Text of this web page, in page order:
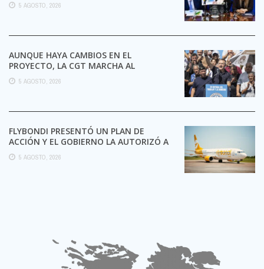
5 AGOSTO, 2026
AUNQUE HAYA CAMBIOS EN EL
PROYECTO, LA CGT MARCHA AL
CONGRESO CONTRA LA LEY DE ...
5 AGOSTO, 2026
FLYBONDI PRESENTÓ UN PLAN DE
ACCIÓN Y EL GOBIERNO LA AUTORIZÓ A
SEGUIR OPERANDO
5 AGOSTO, 2026